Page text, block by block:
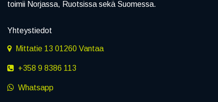
toimii Norjassa, Ruotsissa sekä Suomessa.
Yhteystiedot
Mittatie 13 01260 Vantaa
+358 9 8386 113
Whatsapp